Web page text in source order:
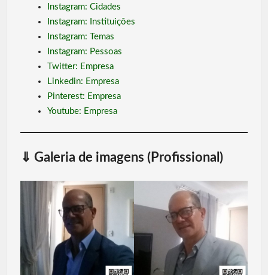
Instagram: Cidades
Instagram: Instituições
Instagram: Temas
Instagram: Pessoas
Twitter: Empresa
Linkedin: Empresa
Pinterest: Empresa
Youtube: Empresa
⇓ Galeria de imagens (Profissional)